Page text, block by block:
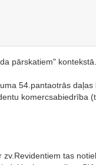
pārskatiem" kontekstā.
54.pantaotrās
komercsabiedrība
tas